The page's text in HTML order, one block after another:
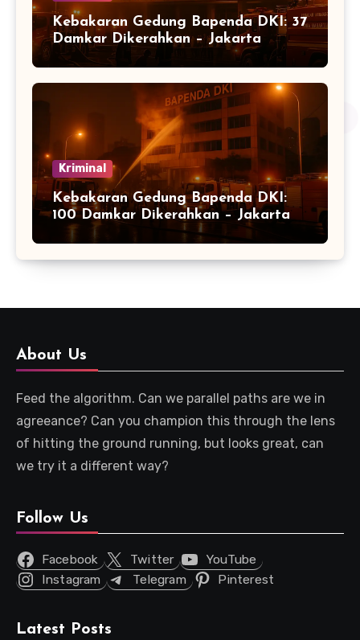
Kebakaran Gedung Bapenda DKI: 37
Damkar Dikerahkan – Jakarta
Kriminal
Kebakaran Gedung Bapenda DKI:
100 Damkar Dikerahkan – Jakarta
About Us
Feed the algorithm. Can we parallel paths are we in
agreeance? Can you champion this through the lens
of hitting the ground running, but looks great, can
we try it a different way?
Follow Us
Facebook Twitter
YouTube
Instagram
Telegram Pinterest
Latest Posts